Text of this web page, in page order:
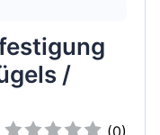
/
(0)